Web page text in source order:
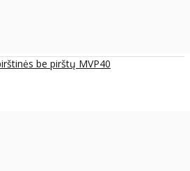
be pirštų MVP40